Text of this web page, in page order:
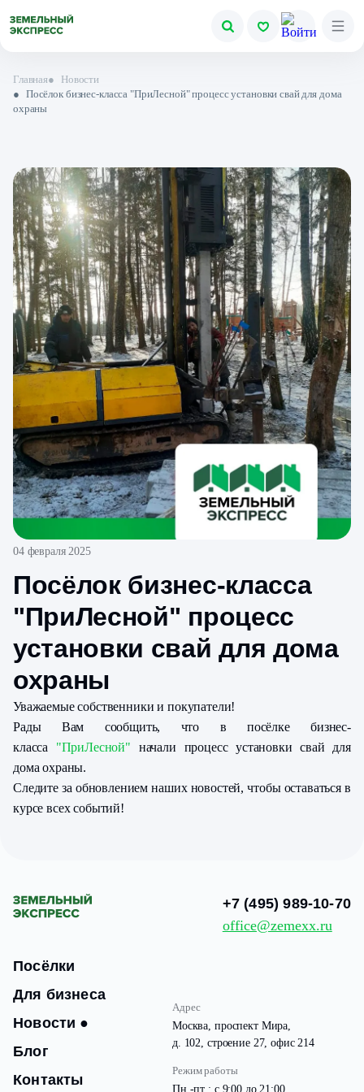
Главная●
Новости
● Посёлок бизнес-класса "ПриЛесной" процесс установки свай для дома
охраны
04 февраля 2025
Посёлок бизнес-класса
"ПриЛесной" процесс
установки свай для дома
охраны
Уважаемые собственники и покупатели!
Рады Вам сообщить, что в посёлке бизнес-
класса "ПриЛесной" начали процесс установки свай для
дома охраны.
Следите за обновлением наших новостей, чтобы оставаться в
курсе всех событий!
Посёлки
Для бизнеса
Новости ●
Блог
Контакты
Адрес
Москва, проспект Мира,
д. 102, строение 27, офис 214
Режим работы
Пн -пт : с 9:00 до 21:00
+7 (495) 989-10-70
office@zemexx.ru